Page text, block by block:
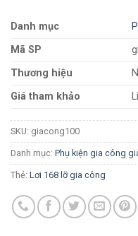
Danh mục
Mã SP
Thương hiệu
Giá tham khảo
SKU: giacong100
Danh mục: Phụ kiện gia công
Thẻ: Lơi 168 lỡ gia công